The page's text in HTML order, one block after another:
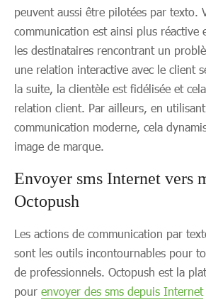
peuvent aussi être pilotées par texto.
communication est ainsi plus réactive
les destinataires rencontrant un
une relation interactive avec le client
la suite, la clientèle est fidélisée et
relation client. Par ailleurs, en
communication moderne, cela
image de marque.
Envoyer sms Internet vers
Octopush
Les actions de communication par
sont les outils incontournables pour
de professionnels. Octopush est la
pour envoyer des sms depuis Internet